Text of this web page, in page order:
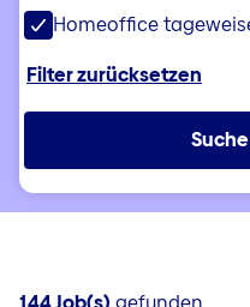
Homeoffice
Filter zurücksetzen